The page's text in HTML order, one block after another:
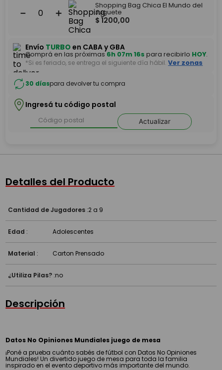
＋
－
Shopping Bag Chica El Mundo del
Juguete
$ 1200,00
Envío TURBO en CABA y GBA
Comprá en las próximas6h 07m 16s para recibirlo HOY.
*Si es feriado, se entrega el siguiente día hábil. Ver zonas
30 díaspara devolver tu compra
Ingresá tu código postal
Actualizar
Detalles del Producto
Cantidad de Jugadores :2 a 9
Edad : Adolescentes
Material : Carton Prensado
¿Utiliza Pilas? :no
Descripción
Datos No Opiniones Mundiales juego de mesa
¡Poné a prueba cuánto sabés de fútbol con Datos No Opiniones
Mundiales! Un divertido juego de mesa para toda la familia
inspirado en el evento deportivo más importante del mundo.